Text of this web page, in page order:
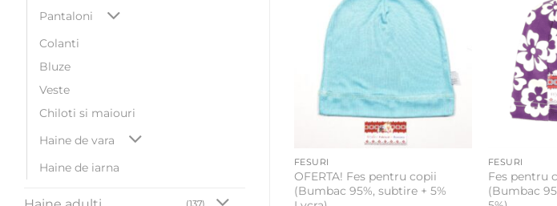
Pantaloni
Colanti
Bluze
Veste
Chiloti si maiouri
Haine de vara
Haine de iarna
(137)
FESURI
OFERTA! Fes pentru copii
(Bumbac 95%, subtire + 5%
FESURI
Fes pentru
(Bumbac